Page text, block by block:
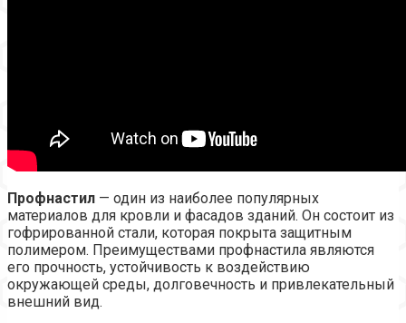
Профнастил — один из наиболее популярных
материалов для кровли и фасадов зданий. Он состоит из
гофрированной стали, которая покрыта защитным
полимером. Преимуществами профнастила являются
его прочность, устойчивость к воздействию
окружающей среды, долговечность и привлекательный
внешний вид.